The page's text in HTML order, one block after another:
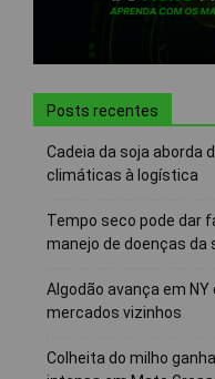
Posts recentes
Cadeia da soja aborda
climáticas à logística
Tempo seco pode dar
manejo de doenças da
Algodão avança em
mercados vizinhos
Colheita do milho